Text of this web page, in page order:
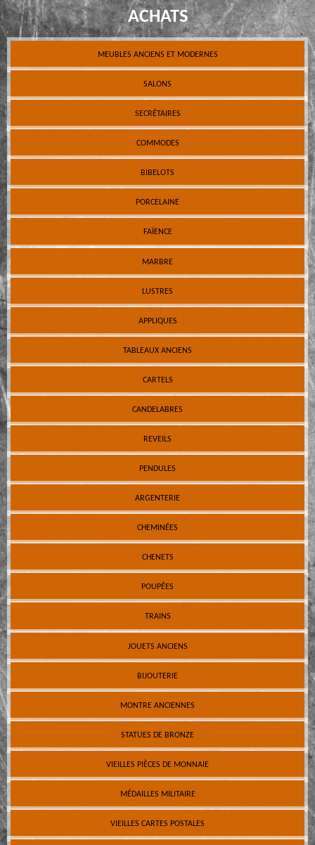
ACHATS
MEUBLES ANCIENS ET MODERNES
SALONS
SECRÉTAIRES
COMMODES
BIBELOTS
PORCELAINE
FAÏENCE
MARBRE
LUSTRES
APPLIQUES
TABLEAUX ANCIENS
CARTELS
CANDELABRES
REVEILS
PENDULES
ARGENTERIE
CHEMINÉES
CHENETS
POUPÉES
TRAINS
JOUETS ANCIENS
BIJOUTERIE
MONTRE ANCIENNES
STATUES DE BRONZE
VIEILLES PIÈCES DE MONNAIE
MÉDAILLES MILITAIRE
VIEILLES CARTES POSTALES